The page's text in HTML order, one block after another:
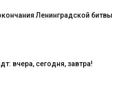
Ленинградской битвы
вчера, сегодня, завтра!